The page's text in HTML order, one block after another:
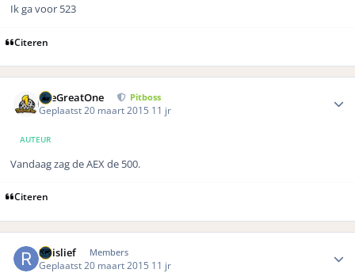
Ik ga voor 523
Citeren
TheGreatOne Pitboss
Geplaatst20 maart 2015 11 jr
AUTEUR
Vandaag zag de AEX de 500.
Citeren
rikislief Members
Geplaatst20 maart 2015 11 jr